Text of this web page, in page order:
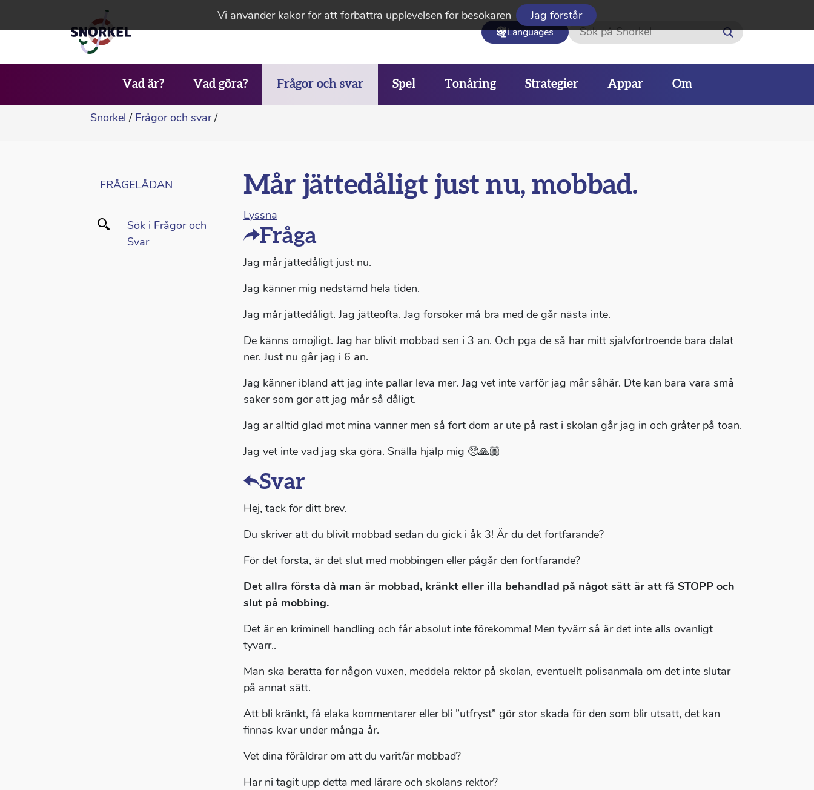
Vi använder kakor för att förbättra upplevelsen för besökaren Jag förstår
Languages Sök
Vad är? Vad göra? Frågor och svar Spel Tonåring Strategier Appar Om
Snorkel / Frågor och svar /
FRÅGELÅDAN
Sök i Frågor och
Svar
Mår jättedåligt just nu, mobbad.
Lyssna
Fråga
Jag mår jättedåligt just nu.
Jag känner mig nedstämd hela tiden.
Jag mår jättedåligt. Jag jätteofta. Jag försöker må bra med de går nästa inte.
De känns omöjligt. Jag har blivit mobbad sen i 3 an. Och pga de så har mitt självförtroende bara dalat
ner. Just nu går jag i 6 an.
Jag känner ibland att jag inte pallar leva mer. Jag vet inte varför jag mår såhär. Dte kan bara vara små
saker som gör att jag mår så dåligt.
Jag är alltid glad mot mina vänner men så fort dom är ute på rast i skolan går jag in och gråter på toan.
Jag vet inte vad jag ska göra. Snälla hjälp mig 🥺🙏🏼
Svar
Hej, tack för ditt brev.
Du skriver att du blivit mobbad sedan du gick i åk 3! Är du det fortfarande?
För det första, är det slut med mobbingen eller pågår den fortfarande?
Det allra första då man är mobbad, kränkt eller illa behandlad på något sätt är att få STOPP och
slut på mobbing.
Det är en kriminell handling och får absolut inte förekomma! Men tyvärr så är det inte alls ovanligt
tyvärr..
Man ska berätta för någon vuxen, meddela rektor på skolan, eventuellt polisanmäla om det inte slutar
på annat sätt.
Att bli kränkt, få elaka kommentarer eller bli ”utfryst” gör stor skada för den som blir utsatt, det kan
finnas kvar under många år.
Vet dina föräldrar om att du varit/är mobbad?
Har ni tagit upp detta med lärare och skolans rektor?